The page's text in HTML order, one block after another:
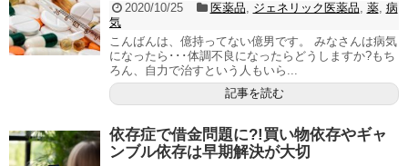
2020/10/25 医薬品, ジェネリック医薬品, 薬, 病
気
こんばんは、億持ってない億男です。 みなさんは病気
になったら･･･体調不良になったらどうしますか?もち
ろん、自力で治すという人もいら...
記事を読む
依存症で借金問題に?!買い物依存やギャ
ンブル依存は早期解決が大切